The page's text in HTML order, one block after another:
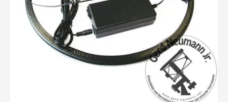
Accessoires pour montures
Têtes
Pièces détachées